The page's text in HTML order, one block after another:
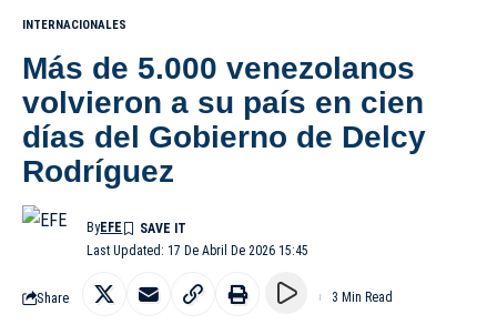
INTERNACIONALES
Más de 5.000 venezolanos
volvieron a su país en cien
días del Gobierno de Delcy
Rodríguez
Last Updated: 17 De Abril De 2026 15:45
ByEFE
Share 3 Min Read